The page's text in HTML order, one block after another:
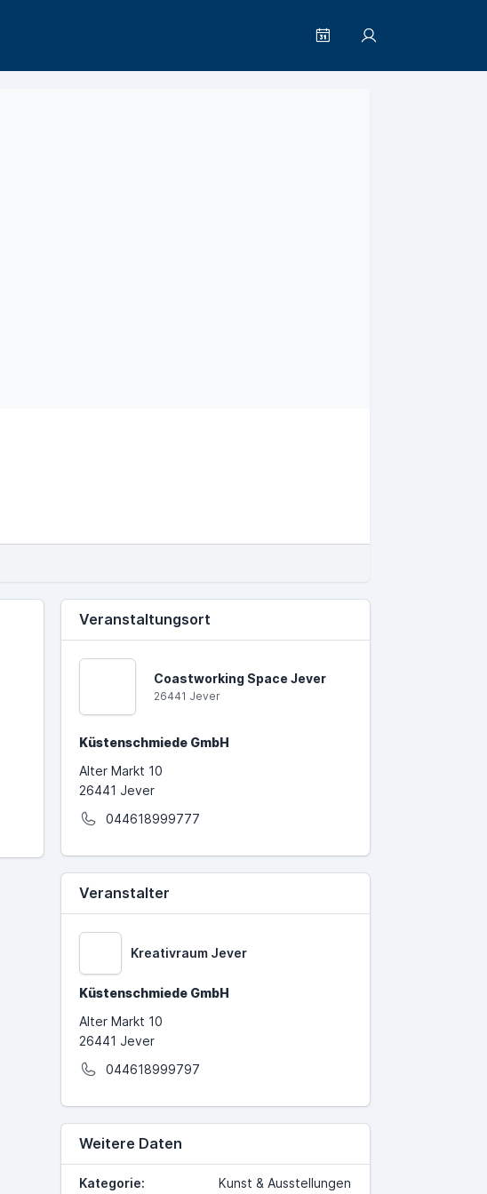
Veranstaltungsort
Coastworking Space Jever
26441 Jever
Küstenschmiede GmbH
Alter Markt 10
26441 Jever
044618999777
Veranstalter
Kreativraum Jever
Küstenschmiede GmbH
Alter Markt 10
26441 Jever
044618999797
Weitere Daten
Kategorie: Kunst & Ausstellungen